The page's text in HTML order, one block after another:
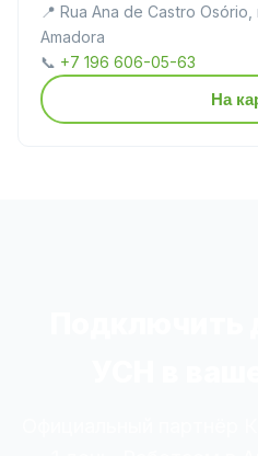
📍 Rua Ana de Castro
Amadora
📞 +7 196 606-05-63
На